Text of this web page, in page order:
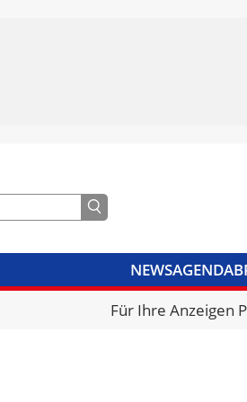
NEWSAGENDA
VIDEOSBIBLIOTHEK
Für Ihre Anzeigen